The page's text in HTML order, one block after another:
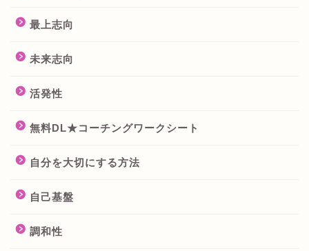
最上志向
未来志向
活発性
無料DL★コーチングワークシート
自分を大切にする方法
自己基盤
調和性